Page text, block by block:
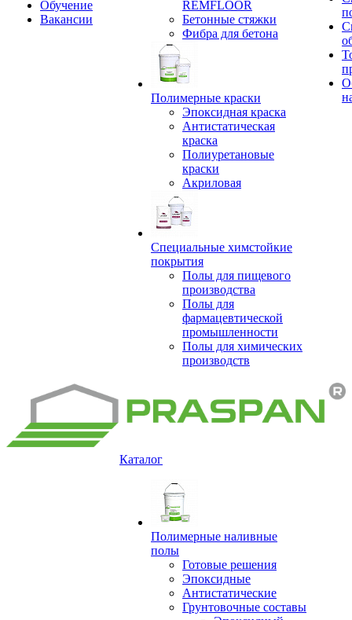
Обучение
Вакансии
REMFLOOR
Бетонные стяжки
Фибра для бетона
Полимерные краски
Эпоксидная краска
Антистатическая
краска
Полиуретановые
краски
Акриловая
Специальные химстойкие
покрытия
Полы для пищевого
производства
Полы для
фармацевтической
промышленности
Полы для химических
производств
Каталог
Полимерные наливные
полы
Готовые решения
Эпоксидные
Антистатические
Грунтовочные составы